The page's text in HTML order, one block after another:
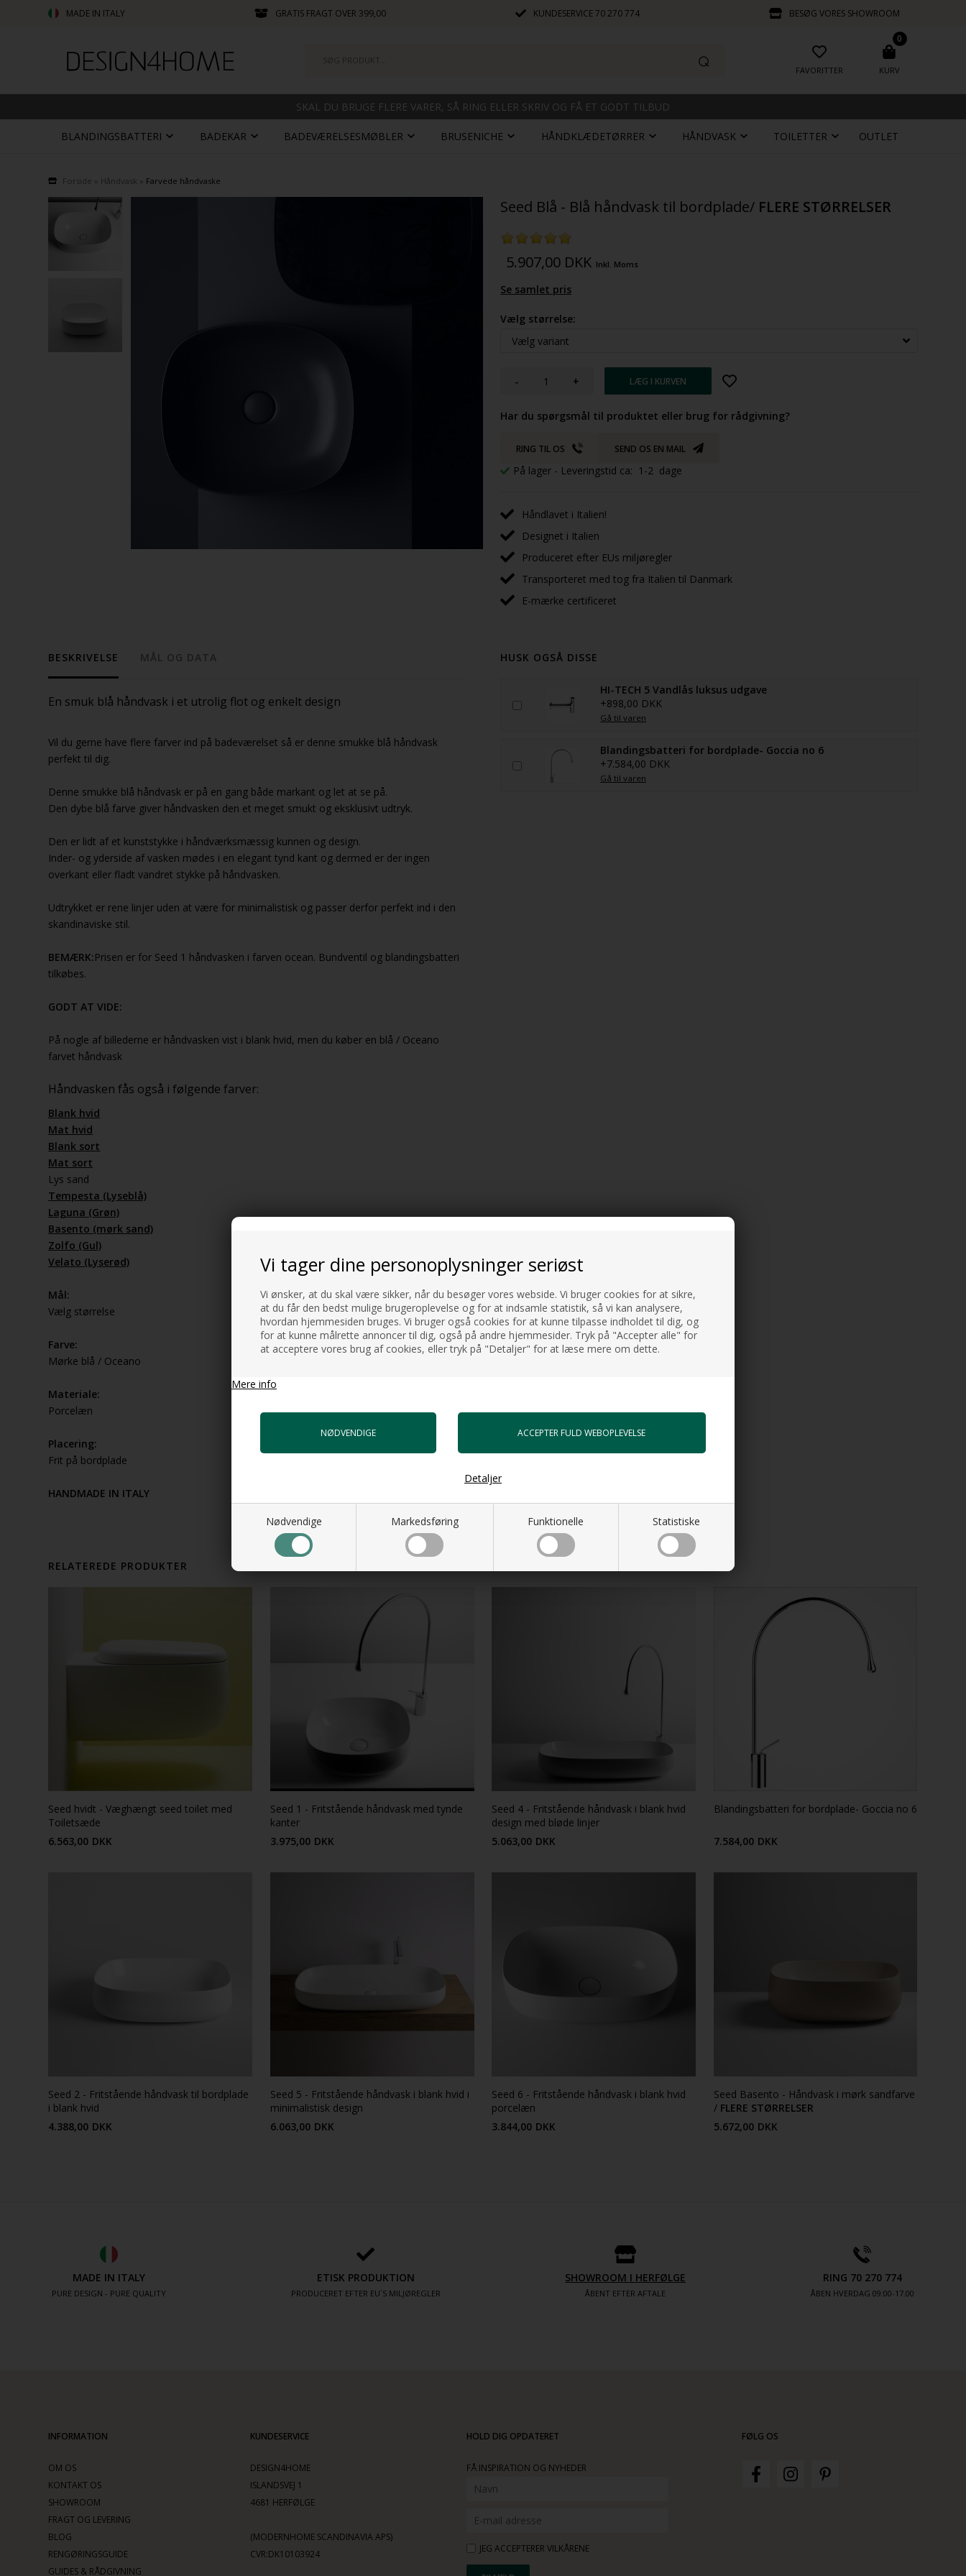
Vi tager dine personoplysninger seriøst
Vi ønsker, at du skal være sikker, når du besøger vores webside. Vi bruger cookies for at sikre,
at du får den bedst mulige brugeroplevelse og for at indsamle statistik, så vi kan analysere,
hvordan hjemmesiden bruges. Vi bruger også cookies for at kunne tilpasse indholdet til dig, og
for at kunne målrette annoncer til dig, også på andre hjemmesider. Tryk på "Accepter alle" for
at acceptere vores brug af cookies, eller tryk på "Detaljer" for at læse mere om dette.
Mere info
Nødvendige Markedsføring Funktionelle Statistiske
Detaljer
MADE IN ITALY GRATIS FRAGT OVER 399,00 KUNDESERVICE70 270 774 BESØG VORES SHOWROOM
FAVORITTER
0
KURV
SKAL DU BRUGE FLERE VARER, SÅ RING ELLER SKRIV OG FÅ ET GODT TILBUD
BLANDINGSBATTERI BADEKAR BADEVÆRELSESMØBLER BRUSENICHE HÅNDKLÆDETØRRER HÅNDVASK TOILETTER OUTLET
Forside Håndvask Farvede håndvaske
Seed Blå - Blå håndvask til bordplade/ FLERE STØRRELSER
5.907,00 DKK Inkl. Moms
Se samlet pris
Vælg størrelse:
- +
Har du spørgsmål til produktet eller brug for rådgivning?
RING TIL OS SEND OS EN MAIL
På lager - Leveringstid ca: 1-2 dage
Håndlavet i Italien!
Designet i Italien
Produceret efter EUs miljøregler
Transporteret med tog fra Italien til Danmark
E-mærke certificeret
BESKRIVELSE MÅL OG DATA
En smuk blå håndvask i et utrolig flot og enkelt design
Vil du gerne have flere farver ind på badeværelset så er denne smukke blå håndvask
perfekt til dig.
Denne smukke blå håndvask er på en gang både markant og let at se på.
Den dybe blå farve giver håndvasken den et meget smukt og eksklusivt udtryk.
Den er lidt af et kunststykke i håndværksmæssig kunnen og design.
Inder- og yderside af vasken mødes i en elegant tynd kant og dermed er der ingen
overkant eller fladt vandret stykke på håndvasken.
Udtrykket er rene linjer uden at være for minimalistisk og passer derfor perfekt ind i den
skandinaviske stil.
BEMÆRK:Prisen er for Seed 1 håndvasken i farven ocean. Bundventil og blandingsbatteri
tilkøbes.
GODT AT VIDE:
På nogle af billederne er håndvasken vist i blank hvid, men du køber en blå / Oceano
farvet håndvask
Håndvasken fås også i følgende farver:
Blank hvid
Mat hvid
Blank sort
Mat sort
Lys sand
Tempesta (Lyseblå)
Laguna (Grøn)
Basento (mørk sand)
Zolfo (Gul)
Velato (Lyserød)
Mål:
Vælg størrelse
Farve:
Mørke blå / Oceano
Materiale:
Porcelæn
Placering:
Frit på bordplade
HANDMADE IN ITALY
HUSK OGSÅ DISSE
HI-TECH 5 Vandlås luksus udgave
+898,00 DKK
Gå til varen
Blandingsbatteri for bordplade- Goccia no 6
+7.584,00 DKK
Gå til varen
RELATEREDE PRODUKTER
Seed hvidt - Væghængt seed toilet med
Toiletsæde
6.563,00 DKK
Seed 1 - Fritstående håndvask med tynde
kanter
3.975,00 DKK
Seed 4 - Fritstående håndvask i blank hvid
design med bløde linjer
5.063,00 DKK
Blandingsbatteri for bordplade- Goccia no 6
7.584,00 DKK
Seed 2 - Fritstående håndvask til bordplade
i blank hvid
4.388,00 DKK
Seed 5 - Fritstående håndvask i blank hvid i
minimalistisk design
6.063,00 DKK
Seed 6 - Fritstående håndvask i blank hvid
porcelæn
3.844,00 DKK
Seed Basento - Håndvask i mørk sandfarve
/ FLERE STØRRELSER
5.672,00 DKK
MADE IN ITALY
PURE DESIGN - PURE QUALITY
ETISK PRODUKTION
PRODUCERET EFTER EU´S MILJØREGLER
SHOWROOM I HERFØLGE
ÅBENT EFTER AFTALE
RING 70 270 774
ÅBEN HVERDAG 09:00-17.00
INFORMATION
OM OS
KONTAKT OS
SHOWROOM
FRAGT OG LEVERING
BLOG
RENGØRINGSGUIDE
GUIDES & RÅDGIVNING
KUNDESERVICE
DESIGN4HOME
ISLANDSVEJ 1
4681 HERFØLGE
(MODERNHOME SCANDINAVIA APS)
CVR:DK10103924
HOLD DIG OPDATERET
FÅ INSPIRATION OG NYHEDER
JEG ACCEPTERER VILKÅRENE
FØLG OS